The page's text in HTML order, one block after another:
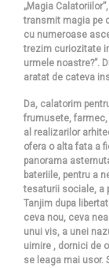
„Magia
transmit magia pe
cu numeroase
trezim curiozitate
urmele noastre?”.
aratat de cateva
Da, calatorim
frumusete,
al realizarilor
ofera o alta fata a
panorama
bateriile, pentru a
tesaturii sociale, a
Tanjim dupa
ceva nou, ceva
unui vis, a unei
uimire , dornici de
se leaga mai usor.